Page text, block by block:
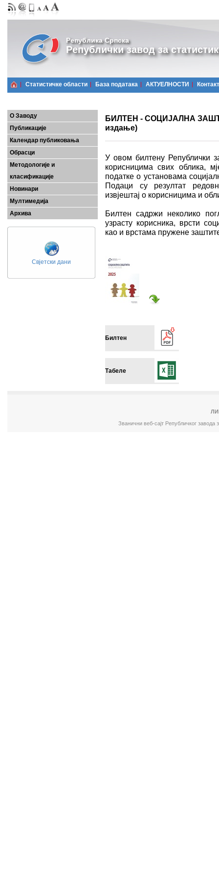
Република Српска
Републички завод за
Статистичке области Базa података АКТУЕЛНОСТИ Контакт
О Заводу
Публикације
Календар публиковања
Обрасци
Методологије и
класификације
Новинари
Мултимедија
Архива
Свјетски дани
БИЛТЕН - СОЦИЈАЛНА
издање)
У овом билтену Републички
корисницима свих облика,
податке о установама
Подаци су резултат
извјештај о корисницима и
Билтен садржи неколико
узрасту корисника, врсти
као и врстама пружене
Билтен
Табеле
Званични веб-сајт Републичког